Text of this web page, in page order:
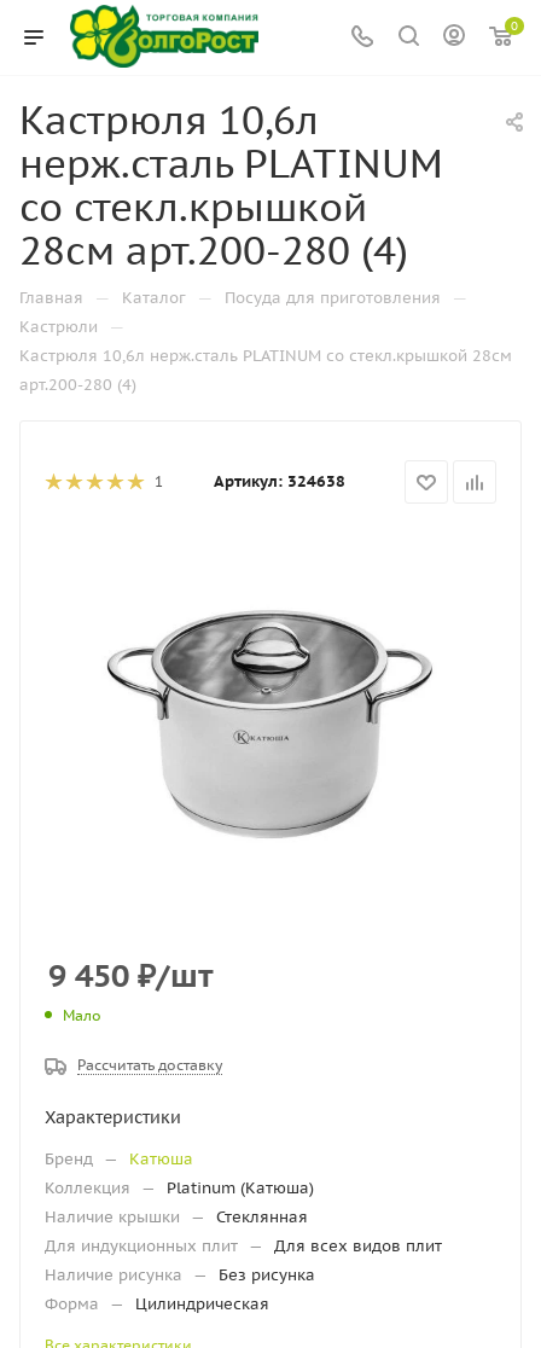
0
Кастрюля 10,6л
нерж.сталь PLATINUM
со стекл.крышкой
28см арт.200-280 (4)
Главная — Каталог — Посуда для приготовления —
Кастрюли —
Кастрюля 10,6л нерж.сталь PLATINUM со стекл.крышкой 28см
арт.200-280 (4)
1 Артикул: 324638
9 450 ₽/шт
Мало
Рассчитать доставку
Характеристики
Бренд —
Катюша
Коллекция
—
Platinum (Катюша)
Наличие крышки
—
Стеклянная
Для индукционных плит —
Для всех видов плит
Наличие рисунка
—
Без рисунка
Форма
— Цилиндрическая